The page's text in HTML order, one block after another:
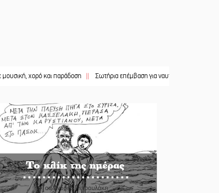
και παράδοση || Σωτήρια επέμβαση για ναυτικό ανοιχτά του Γυθείου
Το κλίκ της ημέρας
Του Ανδρέα Πετρουλάκη